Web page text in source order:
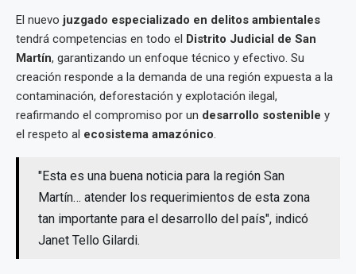
El nuevo juzgado especializado en delitos ambientales
tendrá competencias en todo el Distrito Judicial de San
Martín, garantizando un enfoque técnico y efectivo. Su
creación responde a la demanda de una región expuesta a la
contaminación, deforestación y explotación ilegal,
reafirmando el compromiso por un desarrollo sostenible y
el respeto al ecosistema amazónico.
"Esta es una buena noticia para la región San
Martín… atender los requerimientos de esta zona
tan importante para el desarrollo del país", indicó
Janet Tello Gilardi.